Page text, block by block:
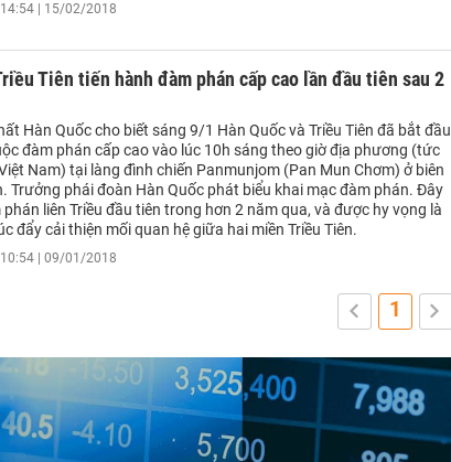
14:54 | 15/02/2018
Tiên tiến hành đàm phán cấp cao lần đầu tiên sau 2
Hàn Quốc cho biết sáng 9/1 Hàn Quốc và Triều Tiên đã bắt đầu
đàm phán cấp cao vào lúc 10h sáng theo giờ địa phương (tức
Nam) tại làng đình chiến Panmunjom (Pan Mun Chơm) ở biên
Trưởng phái đoàn Hàn Quốc phát biểu khai mạc đàm phán. Đây
phán liên Triều đầu tiên trong hơn 2 năm qua, và được hy vọng là
đẩy cải thiện mối quan hệ giữa hai miền Triều Tiên.
10:54 | 09/01/2018
1